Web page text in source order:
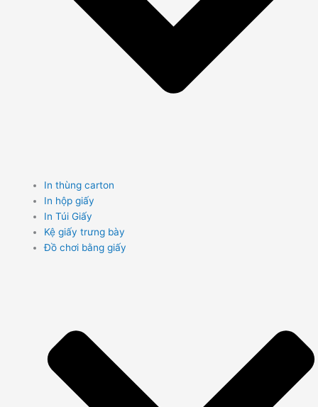
In thùng carton
In hộp giấy
In Túi Giấy
Kệ giấy trưng bày
Đồ chơi bằng giấy